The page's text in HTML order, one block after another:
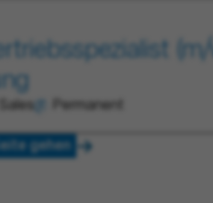
Sales Permanent
gehen